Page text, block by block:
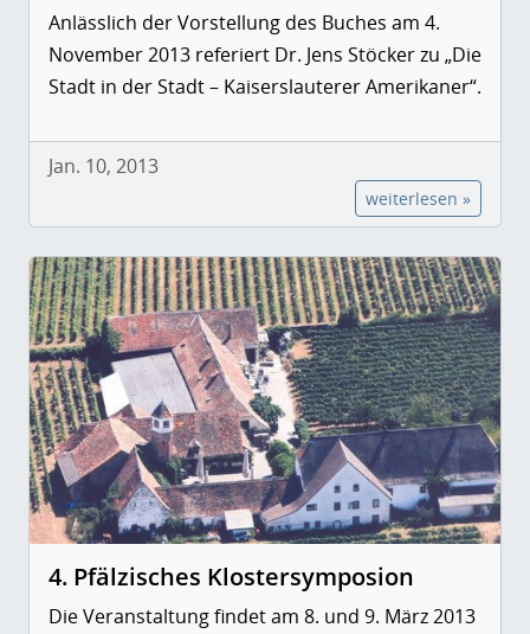
Anlässlich der Vorstellung des Buches am 4.
November 2013 referiert Dr. Jens Stöcker zu „Die
Stadt in der Stadt – Kaiserslauterer Amerikaner“.
Jan. 10, 2013
weiterlesen »
4. Pfälzisches Klostersymposion
Die Veranstaltung findet am 8. und 9. März 2013